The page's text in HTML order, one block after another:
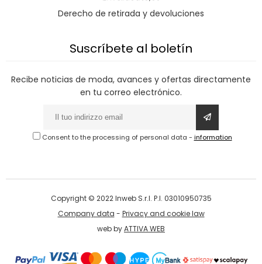
Derecho de retirada y devoluciones
Suscríbete al boletín
Recibe noticias de moda, avances y ofertas directamente
en tu correo electrónico.
Consent to the processing of personal data - information
Copyright © 2022 Inweb S.r.l. P.I. 03010950735
Company data - Privacy and cookie law
web byATTIVA WEB